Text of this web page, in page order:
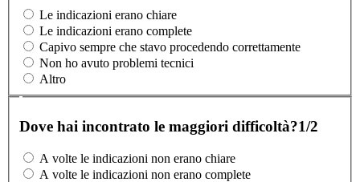
Le indicazioni erano chiare
Le indicazioni erano complete
Capivo sempre che stavo procedendo correttamente
Non ho avuto problemi tecnici
Altro
Dove hai incontrato le maggiori difficoltà?1/2
A volte le indicazioni non erano chiare
A volte le indicazioni non erano complete